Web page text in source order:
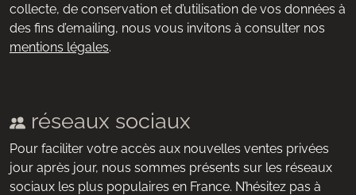
collecte, de conservation et d’utilisation de vos données à
des fins d’emailing, nous vous invitons à consulter nos
mentions légales.
réseaux sociaux
Pour faciliter votre accès aux nouvelles ventes privées
jour après jour, nous sommes présents sur les réseaux
sociaux les plus populaires en France. N’hésitez pas à